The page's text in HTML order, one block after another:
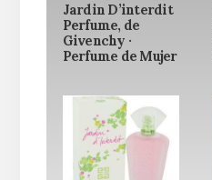
Jardin D’interdit
Perfume, de
Givenchy ·
Perfume de Mujer